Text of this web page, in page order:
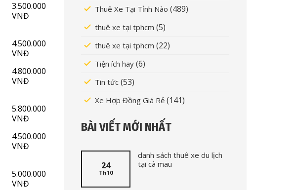
3.500.000
VNĐ
4.500.000
VNĐ
4.800.000
VNĐ
5.800.000
VNĐ
4.500.000
VNĐ
5.000.000
VNĐ
Thuê Xe Tại Tỉnh Nào (489)
thuê xe tại tphcm (5)
thuê xe tại tphcm (22)
Tiện ích hay (6)
Tin tức (53)
Xe Hợp Đồng Giá Rẻ (141)
BÀI VIẾT MỚI NHẤT
24
Th10
danh sách thuê xe du lịch
tại cà mau